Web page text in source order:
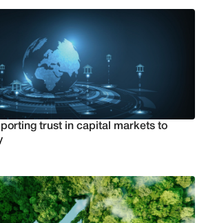
trust in capital markets to